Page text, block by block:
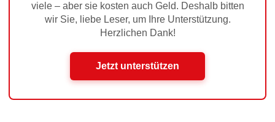
viele – aber sie kosten auch Geld. Deshalb bitten
wir Sie, liebe Leser, um Ihre Unterstützung.
Herzlichen Dank!
Jetzt unterstützen